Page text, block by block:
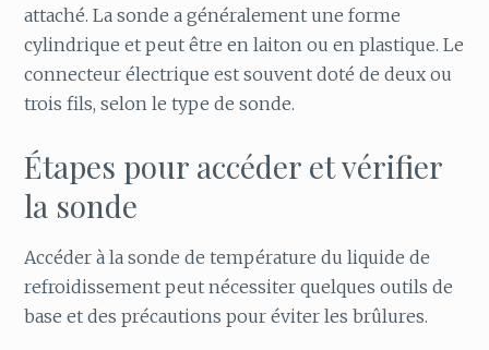
attaché. La sonde a généralement une forme
cylindrique et peut être en laiton ou en plastique. Le
connecteur électrique est souvent doté de deux ou
trois fils, selon le type de sonde.
Étapes pour accéder et vérifier
la sonde
Accéder à la sonde de température du liquide de
refroidissement peut nécessiter quelques outils de
base et des précautions pour éviter les brûlures.